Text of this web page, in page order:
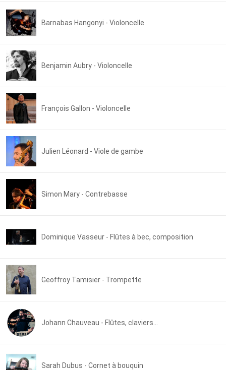
Barnabas Hangonyi - Violoncelle
Benjamin Aubry - Violoncelle
François Gallon - Violoncelle
Julien Léonard - Viole de gambe
Simon Mary - Contrebasse
Dominique Vasseur - Flûtes à bec, composition
Geoffroy Tamisier - Trompette
Johann Chauveau - Flûtes, claviers...
Sarah Dubus - Cornet à bouquin